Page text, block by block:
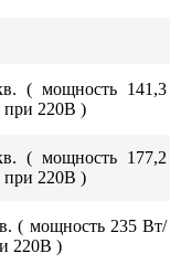
( мощность 141,3
при 220В )
( мощность 177,2
при 220В )
( мощность 235 Вт/
220В )